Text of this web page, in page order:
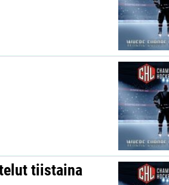
tiistaina